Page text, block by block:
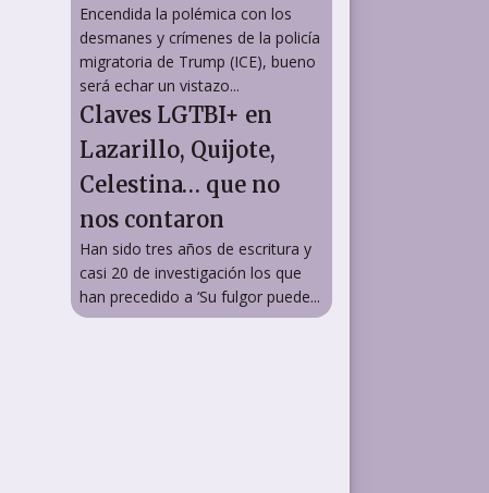
Encendida la polémica con los
desmanes y crímenes de la policía
migratoria de Trump (ICE), bueno
será echar un vistazo...
Claves LGTBI+ en
Lazarillo, Quijote,
Celestina… que no
nos contaron
Han sido tres años de escritura y
casi 20 de investigación los que
han precedido a ‘Su fulgor puede...